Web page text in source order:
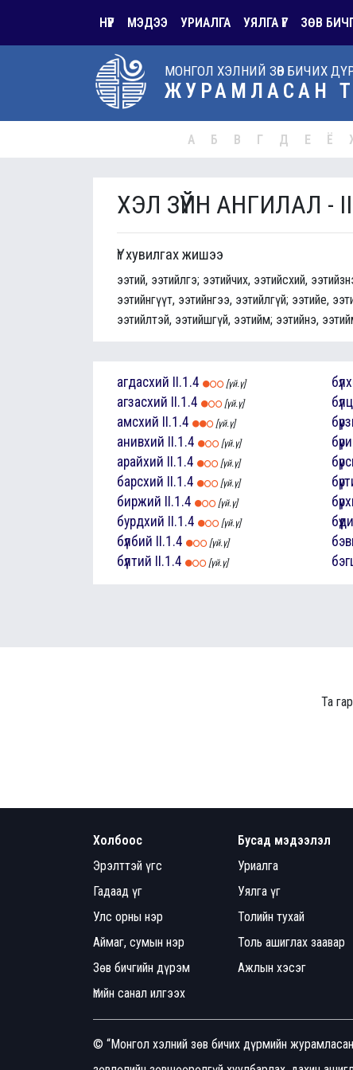
НҮҮР МЭДЭЭ УРИАЛГА УЯЛГА ҮГ ЗӨВ
МОНГОЛ ХЭЛНИЙ ЗӨВ БИЧИХ
ЖУРАМЛАСАН
А Б В Г Д Е Ё
ХЭЛ ЗҮЙН АНГИЛАЛ -
Үг хувилгах жишээ
ээтий, ээтийлгэ; ээтийчих, ээтийсхий,
ээтийнгүүт, ээтийнгээ, ээтийлгүй; ээтийе,
ээтийлтэй, ээтийшгүй, ээтийм; ээтийнэ,
агдасхий II.1.4 [үй.ү]
агзасхий II.1.4 [үй.ү]
амсхий II.1.4 [үй.ү]
анивхий II.1.4 [үй.ү]
арайхий II.1.4 [үй.ү]
барсхий II.1.4 [үй.ү]
биржий II.1.4 [үй.ү]
бурдхий II.1.4 [үй.ү]
бүлбий II.1.4 [үй.ү]
бүлтий II.1.4 [үй.ү]
Та
Холбоос
Эрэлттэй үгс
Гадаад үг
Улс орны нэр
Аймаг, сумын нэр
Зөв бичгийн дүрэм
Үгийн санал илгээх
Бусад мэдээлэл
Уриалга
Уялга үг
Толийн тухай
Толь ашиглах заавар
Ажлын хэсэг
© “Монгол хэлний зөв бичих дүрмийн